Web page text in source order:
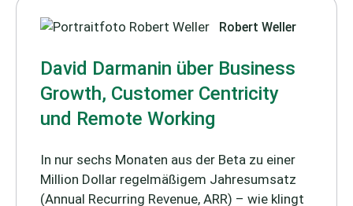
Robert Weller
David Darmanin über Business
Growth, Customer Centricity
und Remote Working
In nur sechs Monaten aus der Beta zu einer
Million Dollar regelmäßigem Jahresumsatz
(Annual Recurring Revenue, ARR) – wie klingt